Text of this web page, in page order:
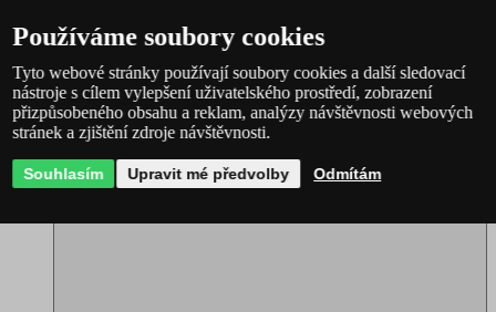
Lampy s dálkovým ovladačem
Lampičky s dálkovým ovladačem
Bodovky s dálkovým ovladačem
Žárovky s dálkovým ovladačem
LED pásky s dálkovým ovladačem
Dálkové ovladače
Inteligentní osvětlení
Používáme soubory cookies
Tyto webové stránky používají soubory cookies a další sledovací
nástroje s cílem vylepšení uživatelského prostředí, zobrazení
přizpůsobeného obsahu a reklam, analýzy návštěvnosti webových
stránek a zjištění zdroje návštěvnosti.
Souhlasím Upravit mé předvolby Odmítám